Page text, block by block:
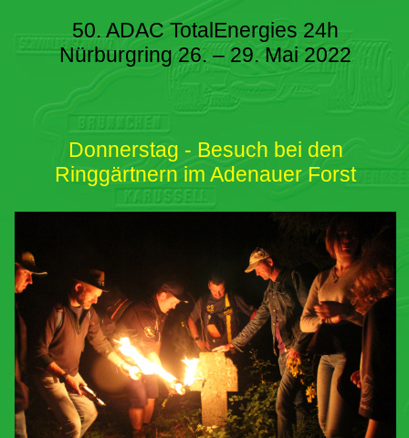
50. ADAC TotalEnergies 24h
Nürburgring 26. – 29. Mai 2022
Donnerstag - Besuch bei den
Ringgärtnern im Adenauer Forst